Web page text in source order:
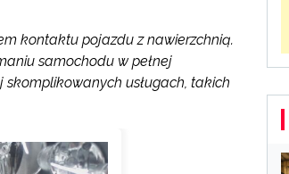
kontaktu pojazdu z nawierzchnią.
samochodu w pełnej
skomplikowanych usługach, takich